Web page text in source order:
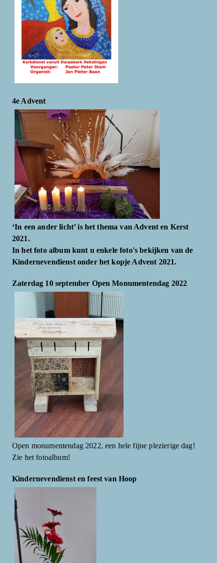
4e Advent
‘In een ander licht’ is het thema van Advent en Kerst
2021.
In het foto album kunt u enkele foto's bekijken van de
Kindernevendienst onder het kopje Advent 2021.
Zaterdag 10 september Open Monumentendag 2022
Open monumentendag 2022, een hele fijne plezierige dag!
Zie het fotoalbum!
Kindernevendienst en feest van Hoop